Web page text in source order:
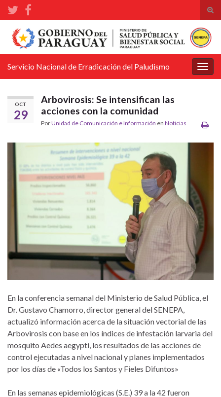
el
de
Search for:
la
Servicio Nacional de Erradicación del Paludismo
OCT
29
Arbovirosis: Se intensifican las
acciones con la comunidad
PorUnidad de Comunicación e Información en Noticias
En la conferencia semanal del Ministerio de Salud Pública, el
Dr. Gustavo Chamorro, director general del SENEPA,
actualizó información acerca de la situación vectorial de las
Arbovirosis con base en los índices de infestación larvaria del
mosquito Aedes aegypti, los resultados de las acciones de
control ejecutadas a nivel nacional y planes implementados
por los días de «Todos los Santos y Fieles Difuntos»
En las semanas epidemiológicas (S.E.) 39 a la 42 fueron